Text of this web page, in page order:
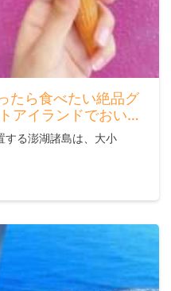
たら食べたい絶品グ
アイランドでおいし
する澎湖諸島は、大小